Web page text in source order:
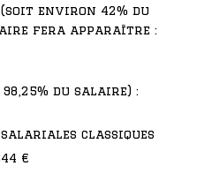
environ 42% du
fera apparaître :
98,25% du salaire) :
salariales classiques
€